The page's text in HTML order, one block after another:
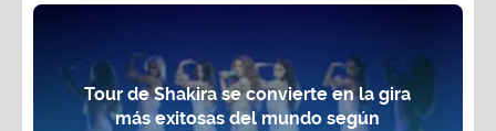
Tour de Shakira se convierte en la gira
más exitosas del mundo según